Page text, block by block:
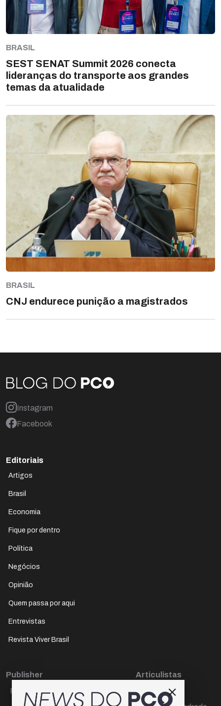
BRASIL
SEST SENAT Summit 2026 conecta
lideranças do transporte aos grandes
temas da atualidade
BRASIL
CNJ endurece punição a magistrados
Instagram
Facebook
Editoriais
Artigos
Brasil
Economia
Fique por dentro
Política
Negócios
Opinião
Quem passa por aqui
Entrevistas
Revista Viver Brasil
Publisher
Paulo Cesar de Oliveira
Articulistas
Décio Freire